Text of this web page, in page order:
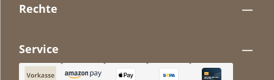
Rechte
Service